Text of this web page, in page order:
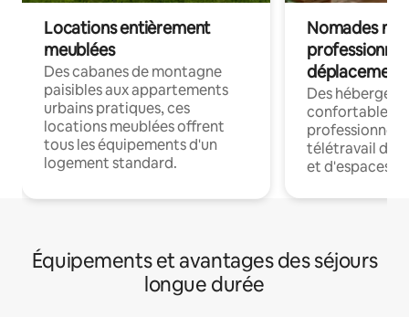
Locations entièrement
meublées
Des cabanes de montagne
paisibles aux appartements
urbains pratiques, ces
locations meublées offrent
tous les équipements d'un
logement standard.
Nomades
déplacement
Des
confortables
professionnels
télétravail
et d'espaces
Équipements et avantages des séjours
longue durée